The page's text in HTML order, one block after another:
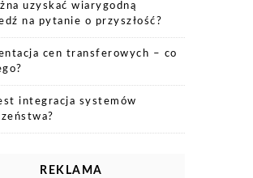
uzyskać wiarygodną
na pytanie o przyszłość?
cen transferowych – co
integracja systemów
REKLAMA